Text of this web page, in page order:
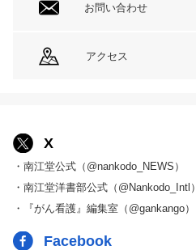
お問い合わせ
アクセス
X
・南江堂公式（@nankodo_NEWS）
・南江堂洋書部公式（@Nankodo_Intl）
・『がん看護』編集室（@gankango）
Facebook